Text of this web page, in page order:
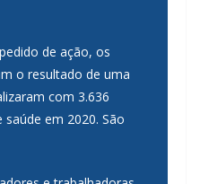
de ação, os
o resultado de uma
com 3.636
em 2020. São